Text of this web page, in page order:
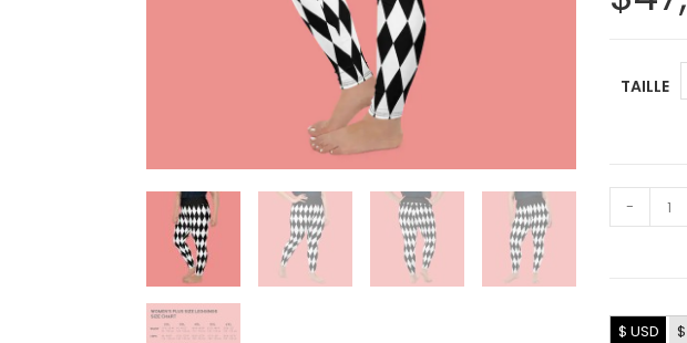
basé sur
TAILLE
-
$ USD